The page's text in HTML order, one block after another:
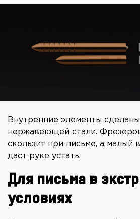
Внутренние элементы
нержавеющей стали.
скользит при письме, а малый
даст руке устать.
Для письма в
условиях